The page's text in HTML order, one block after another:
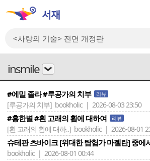
insmile
#에밀 졸라 #루공가의 치부 리뷰
[루공가의 치부] bookholic | 2026-08-03 23:50
#홍한별 #흰 고래의 흼에 대하여 리뷰
[흰 고래의 흼에 대하..] bookholic | 2026-08-01
슈테판 츠바이크 [위대한 탐험가 마젤란] 중에
bookholic | 2026-08-01 00:44